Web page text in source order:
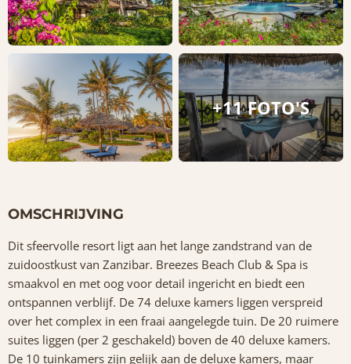
+11 FOTO'S
OMSCHRIJVING
Dit sfeervolle resort ligt aan het lange zandstrand van de
zuidoostkust van Zanzibar. Breezes Beach Club & Spa is
smaakvol en met oog voor detail ingericht en biedt een
ontspannen verblijf. De 74 deluxe kamers liggen verspreid
over het complex in een fraai aangelegde tuin. De 20 ruimere
suites liggen (per 2 geschakeld) boven de 40 deluxe kamers.
De 10 tuinkamers zijn gelijk aan de deluxe kamers, maar